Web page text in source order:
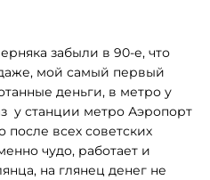
забыли в 90-е, что
мой самый первый
деньги, в метро у
у станции метро Аэропорт
после всех советских
чудо, работает и
на глянец денег не